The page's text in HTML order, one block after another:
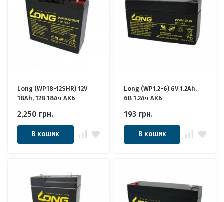
Long (WP18-12SHR) 12V
18Ah, 12В 18Ач АКБ
2,250 грн.
В кошик
Long (WP1.2-6) 6V 1.2Ah,
6В 1.2Ач АКБ
193 грн.
В кошик